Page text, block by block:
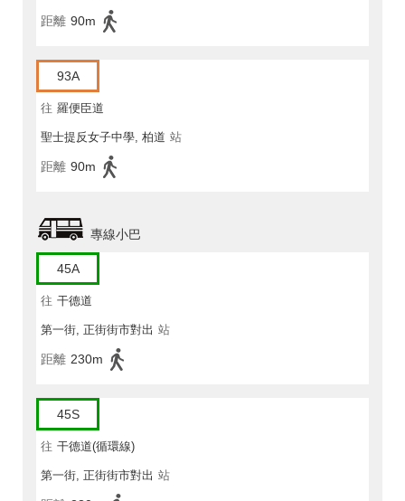
距離 90m
93A
往 羅便臣道
聖士提反女子中學, 柏道 站
距離 90m
專線小巴
45A
往 干德道
第一街, 正街街市對出 站
距離 230m
45S
往 干德道(循環線)
第一街, 正街街市對出 站